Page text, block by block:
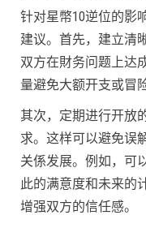
针对星幣10逆位的影
建议。首先，建立清
双方在財务问题上达
量避免大额开支或冒
其次，定期进行开放
求。这样可以避免误
关係发展。例如，可
此的满意度和未来的
增强双方的信任感。